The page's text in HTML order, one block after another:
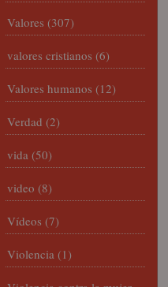
Valores (307)
valores cristianos (6)
Valores humanos (12)
Verdad (2)
vida (50)
video (8)
Vídeos (7)
Violencia (1)